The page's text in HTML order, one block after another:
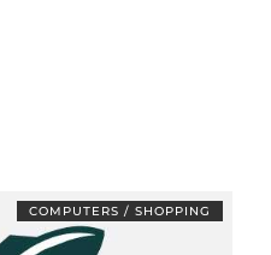
COMPUTERS / SHOPPING